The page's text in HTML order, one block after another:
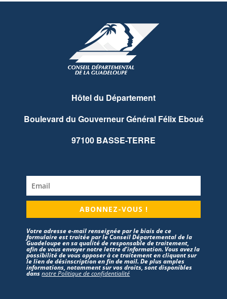
Hôtel du Département
Boulevard du Gouverneur Général Félix Eboué
97100 BASSE-TERRE
ABONNEZ-VOUS !
Votre adresse e-mail renseignée par le biais de ce
formulaire est traitée par le Conseil Départemental de la
Guadeloupe en sa qualité de responsable de traitement,
afin de vous envoyer notre lettre d’information. Vous avez la
possibilité de vous opposer à ce traitement en cliquant sur
le lien de désinscription en fin de mail. De plus amples
informations, notamment sur vos droits, sont disponibles
dansnotre Politique de confidentialité